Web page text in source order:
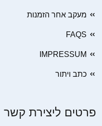
מעקב אחר הזמנות
FAQS
IMPRESSUM
כתב ויתור
פרטים ליצירת קשר